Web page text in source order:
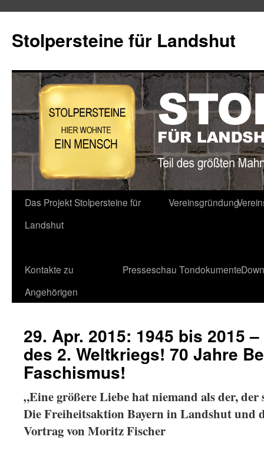
Stolpersteine für Landshut
Zum
Inhalt
Das Projekt Stolpersteine für
Landshut
Vereinsgründung
Kontakte zu
Angehörigen
Presseschau Tondokumente
29. Apr. 2015: 1945 bis 2015
des 2. Weltkriegs! 70 Jahre
Faschismus!
„Eine größere Liebe hat niemand als der,
Die Freiheitsaktion Bayern in Landshut und
Vortrag von Moritz Fischer